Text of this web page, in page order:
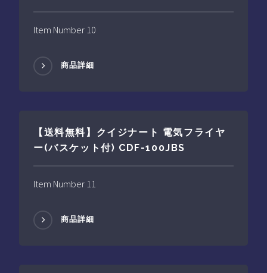
Item Number 10
商品詳細
【送料無料】クイジナート 電気フライヤ
ー(バスケット付) CDF-100JBS
Item Number 11
商品詳細